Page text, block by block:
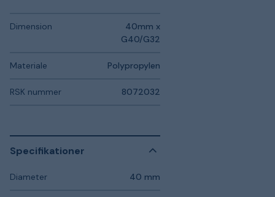
Dimension
40mm x
G40/G32
Materiale Polypropylen
RSK nummer 8072032
Specifikationer
Diameter 40 mm